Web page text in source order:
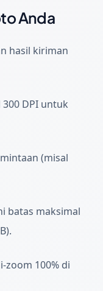
Anda
hasil kiriman
DPI untuk
(misal
batas maksimal
zoom 100% di